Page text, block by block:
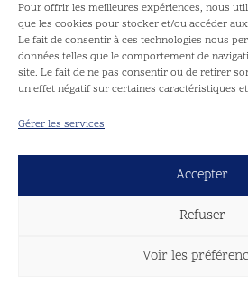
Pour offrir les meilleures expériences, nous
que les cookies pour stocker et/ou accéder
Le fait de consentir à ces technologies nous
données telles que le comportement de
site. Le fait de ne pas consentir ou de retirer
un effet négatif sur certaines caractéristiques
Gérer les services
Accepter
Refuser
Voir les
BvDIM est
© 2026 Bureau van Dijk Information